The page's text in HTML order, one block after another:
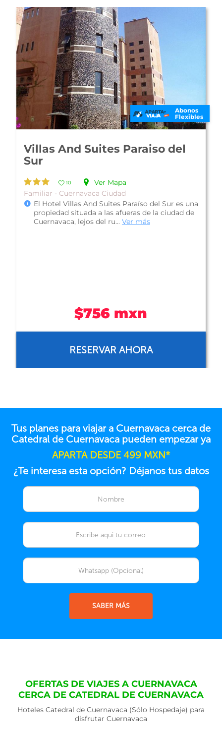
Abonos
Flexibles
Hotel VF Cuernavaca
Boutique - Cuernavaca Ciudad
El Hotel VF se encuentra al norte de la ciudad
de Cuernavaca, cuenta con un estilo moderno,
una excelente ubicación en una...Ver más
$623 mxn
RESERVAR AHORA
Tus planes para viajar a Cuernavaca cerca de
Catedral de Cuernavaca pueden empezar ya
APARTA DESDE 499 MXN*
¿Te interesa esta opción? Déjanos tus datos
SABER MÁS
OFERTAS DE VIAJES A CUERNAVACA
CERCA DE CATEDRAL DE CUERNAVACA
Hoteles Catedral de Cuernavaca (Sólo Hospedaje) para
disfrutar Cuernavaca